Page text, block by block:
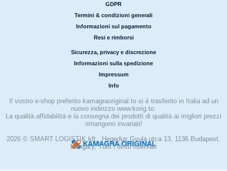
GDPR
Termini & condizioni generali
Informazioni sul pagamento
Resi e rimborsi
Sicurezza, privacy e discrezione
Informazioni sulla spedizione
Impressum
Info
Il vostro e-shop preferito kamagraoriginal.to si è trasferito in Italia ad un
nuovo indirizzo www.korig.to.
La qualità affidabilità e la consegna dei prodotti di qualità ai migliori prezzi
rimangono invariati!
2026 © SMART LOGISTIK kft., Hegedus Gyula utca 13, 1136 Budapest,
Hungary, Tutti i diritti riservati